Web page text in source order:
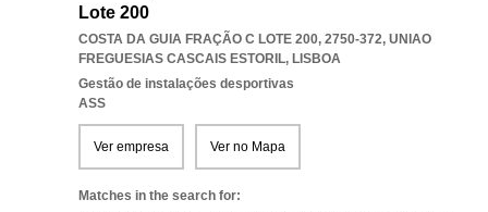
Lote 200
COSTA DA GUIA FRAÇÃO C LOTE 200, 2750-372, UNIAO
FREGUESIAS CASCAIS ESTORIL, LISBOA
Gestão de instalações desportivas
ASS
Ver empresa Ver no Mapa
Matches in the search for: